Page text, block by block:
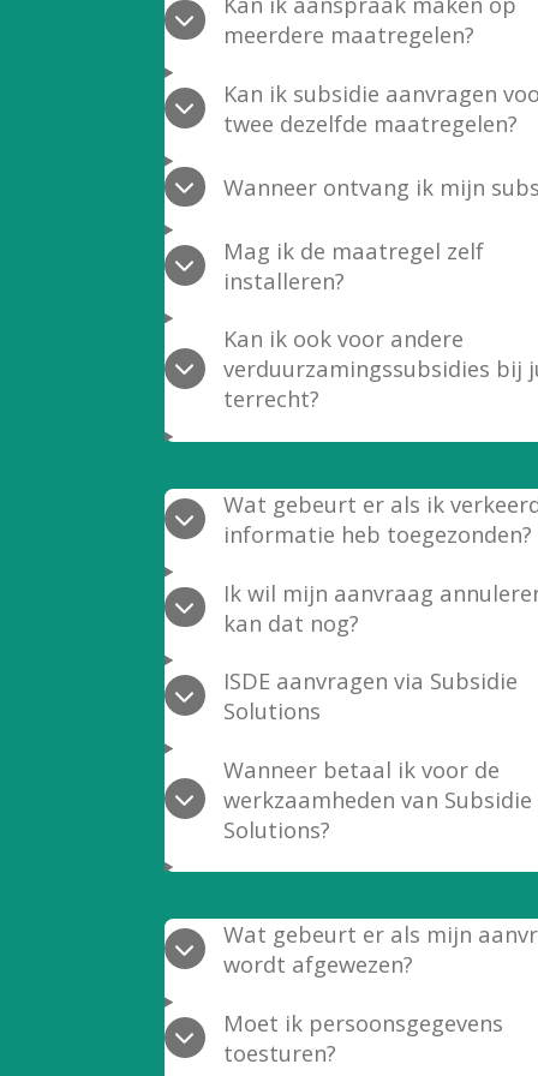
meerdere maatregelen?
Kan ik subsidie aanvragen
twee dezelfde maatregelen?
Wanneer ontvang ik mijn
Mag ik de maatregel zelf
installeren?
Kan ik ook voor andere
verduurzamingssubsidies bij
terrecht?
Wat gebeurt er als ik
informatie heb toegezonden?
Ik wil mijn aanvraag
kan dat nog?
ISDE aanvragen via Subsidie
Solutions
Wanneer betaal ik voor de
werkzaamheden van Subsidie
Solutions?
Wat gebeurt er als mijn
wordt afgewezen?
Moet ik persoonsgegevens
toesturen?